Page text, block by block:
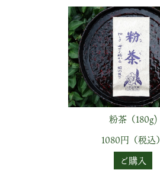
粉茶（180g)
1080円（税込）
ご購入